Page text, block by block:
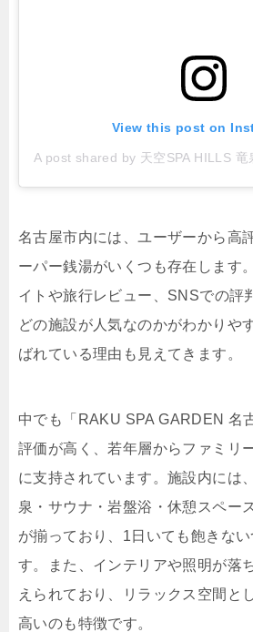
View this post on
名古屋市内には、ユーザーから高
ーパー銭湯がいくつも存在します
イトや旅行レビュー、SNSでの評
どの施設が人気なのかがわかりや
ばれている理由も見えてきます。
中でも「RAKU SPA GARDEN 名
評価が高く、若年層からファミリ
に支持されています。施設内には
泉・サウナ・岩盤浴・休憩スペー
が揃っており、1日いても飽きな
す。また、インテリアや照明が落
えられており、リラックス空間と
高いのも特徴です。